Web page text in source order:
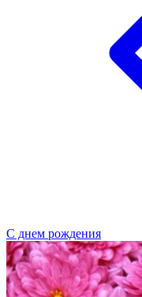
С днем рождения